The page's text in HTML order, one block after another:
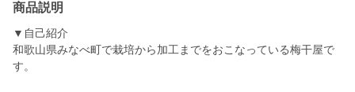
商品説明
▼自己紹介
和歌山県みなべ町で栽培から加工までをおこなっている梅干屋で
す。